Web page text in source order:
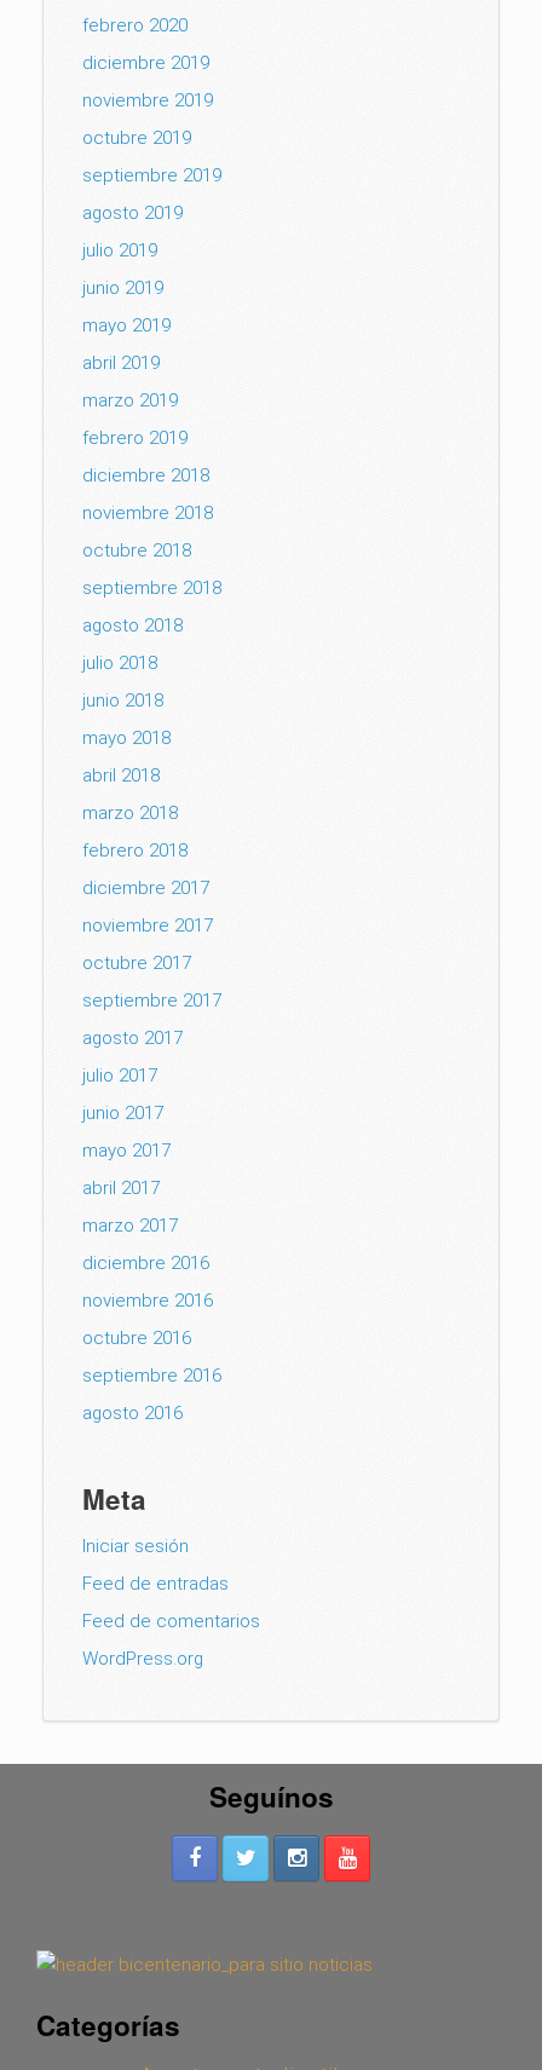
febrero 2020
diciembre 2019
noviembre 2019
octubre 2019
septiembre 2019
agosto 2019
julio 2019
junio 2019
mayo 2019
abril 2019
marzo 2019
febrero 2019
diciembre 2018
noviembre 2018
octubre 2018
septiembre 2018
agosto 2018
julio 2018
junio 2018
mayo 2018
abril 2018
marzo 2018
febrero 2018
diciembre 2017
noviembre 2017
octubre 2017
septiembre 2017
agosto 2017
julio 2017
junio 2017
mayo 2017
abril 2017
marzo 2017
diciembre 2016
noviembre 2016
octubre 2016
septiembre 2016
agosto 2016
Meta
Iniciar sesión
Feed de entradas
Feed de comentarios
WordPress.org
Seguínos
Categorías